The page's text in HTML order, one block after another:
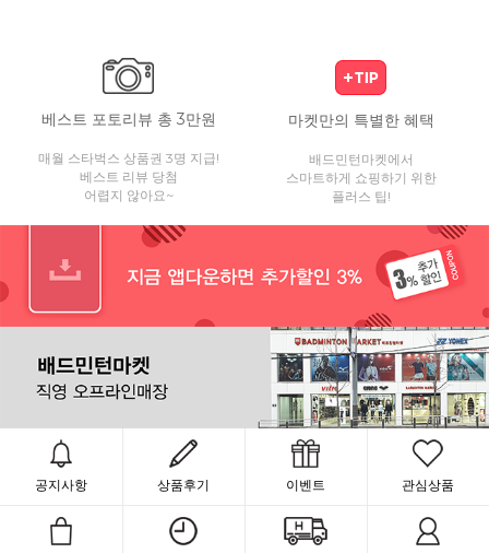
베스트 포토리뷰 총 3만원
매월 스타벅스 상품권 3명 지급!
베스트 리뷰 당첨
어렵지 않아요~
마켓만의 특별한 혜택
배드민턴마켓에서
스마트하게 쇼핑하기 위한
플러스 팁!
공지사항 상품후기 이벤트 관심상품